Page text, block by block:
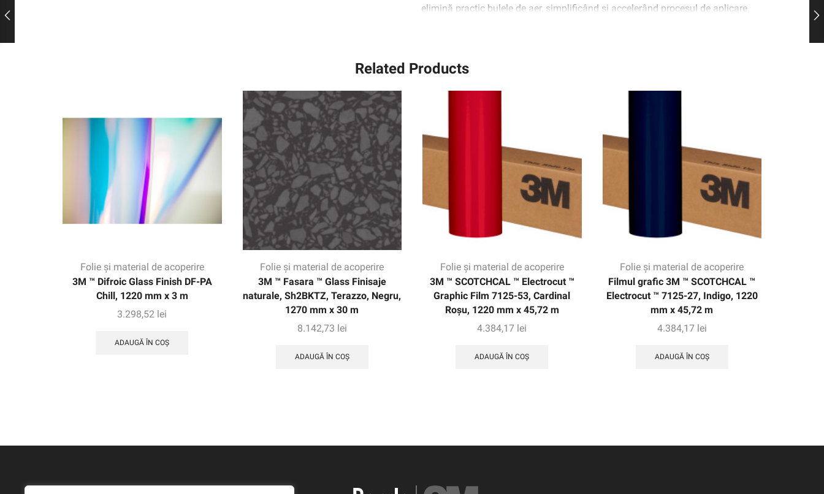
elimină practic bulele de aer, simplificând și accelerând procesul de aplicare.
Related Products
Folie și material de acoperire
3M ™ Difroic Glass Finish DF-PA
Chill, 1220 mm x 3 m
3.298,52 lei
ADAUGĂ ÎN COȘ
Folie și material de acoperire
3M ™ Fasara ™ Glass Finisaje
naturale, Sh2BKTZ, Terazzo, Negru,
1270 mm x 30 m
8.142,73 lei
ADAUGĂ ÎN COȘ
Folie și material de acoperire
3M ™ SCOTCHCAL ™ Electrocut ™
Graphic Film 7125-53, Cardinal
Roșu, 1220 mm x 45,72 m
4.384,17 lei
ADAUGĂ ÎN COȘ
Folie și material de acoperire
Filmul grafic 3M ™ SCOTCHCAL ™
Electrocut ™ 7125-27, Indigo, 1220
mm x 45,72 m
4.384,17 lei
ADAUGĂ ÎN COȘ